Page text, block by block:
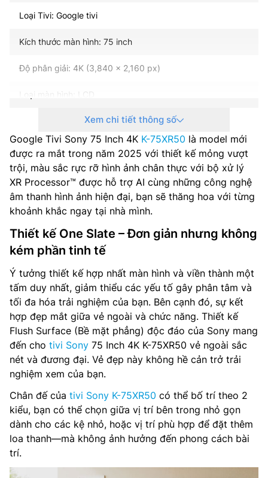
Loại Tivi: Google tivi
Kích thước màn hình: 75 inch
Độ phân giải: 4K (3,840 x 2,160 px)
Loại màn hình: LCD
Loại đèn nền: Mini LED
Tần số quét: 120Hz
Hệ điều hành – Giao diện: Android TV
Bộ xử lý: XR Processor
Tổng công suất loa: 40 W
Loại loa: Acoustic Multi-Audio, Loa tweeter định vị âm
Tìm kiếm bằng giọng nói: Google Assistant (SG only)
Chia sẻ màn hình: Google Cast™, Apple AirPlay 2
Truyền thanh Kỹ thuật số: DVB-T2 (*VN: DVB-T2C)
Nguồn cấp điện: 50/60 Hz, 220 V – 240 V AC
Mức tiêu thụ nguồn (chế độ cờ): 0.5 W
Kết nối: Wifi 6, Bluetooth, HDMI, USB, Anynet+ (HDMI-
CEC), Ethernet (LAN), HDMI Audio Return Channel, HDMI
(High Frame Rate), RF In (Terrestrial / Cable input)
Xem chi tiết thông số
Google Tivi Sony 75 Inch 4K K-75XR50 là model mới
được ra mắt trong năm 2025 với thiết kế mỏng vượt
trội, màu sắc rực rỡ hình ảnh chân thực với bộ xử lý
XR Processor™ được hỗ trợ AI cùng những công nghệ
âm thanh hình ảnh hiện đại, bạn sẽ thăng hoa với từng
khoảnh khắc ngay tại nhà mình.
Thiết kế One Slate – Đơn giản nhưng không
kém phần tinh tế
Ý tưởng thiết kế hợp nhất màn hình và viền thành một
tấm duy nhất, giảm thiểu các yếu tố gây phân tâm và
tối đa hóa trải nghiệm của bạn. Bên cạnh đó, sự kết
hợp đẹp mắt giữa vẻ ngoài và chức năng. Thiết kế
Flush Surface (Bề mặt phẳng) độc đáo của Sony mang
đến cho tivi Sony 75 Inch 4K K-75XR50 vẻ ngoài sắc
nét và đương đại. Vẻ đẹp này không hề cản trở trải
nghiệm xem của bạn.
Chân đế của tivi Sony K-75XR50 có thể bố trí theo 2
kiểu, bạn có thể chọn giữa vị trí bên trong nhỏ gọn
dành cho các kệ nhỏ, hoặc vị trí phù hợp để đặt thêm
loa thanh—mà không ảnh hưởng đến phong cách bài
trí.